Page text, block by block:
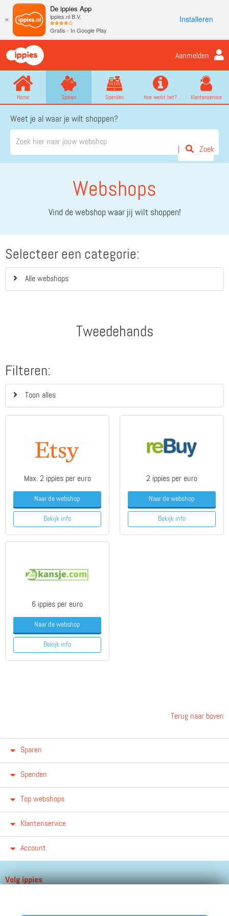
×
De ippies App
ippies.nl B.V.
Gratis - In Google Play
Installeren
Aanmelden
Home Sparen Spenden Hoe werkt het? Klantenservice
Weet je al waar je wilt shoppen?
Zoek
Webshops
Vind de webshop waar jij wilt shoppen!
Selecteer een categorie:
Alle webshops
Tweedehands
Filteren:
Toon alles
Max. 2 ippies per euro
Naar de webshop
Bekijk info
2 ippies per euro
Naar de webshop
Bekijk info
6 ippies per euro
Naar de webshop
Bekijk info
Terug naar boven
Sparen
Spenden
Top webshops
Klantenservice
Account
Volg ippies